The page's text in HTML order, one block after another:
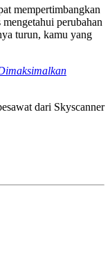
mempertimbangkan
perubahan
turun, kamu yang
dari Skyscanner